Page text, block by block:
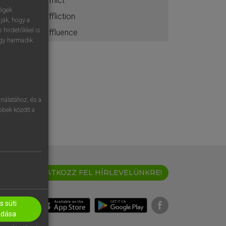
affliction
affluence
IRATKOZZ FEL HÍRLEVELÜNKRE!
hogy a
hirdetőkkel is
harmadik
és a
között a
süti